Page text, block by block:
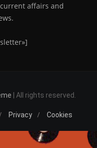
affairs and
| All rights reserved.
Privacy Cookies